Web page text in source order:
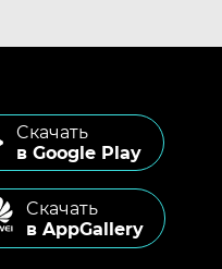
Cкачать
в Google Play
Cкачать
в AppGallery